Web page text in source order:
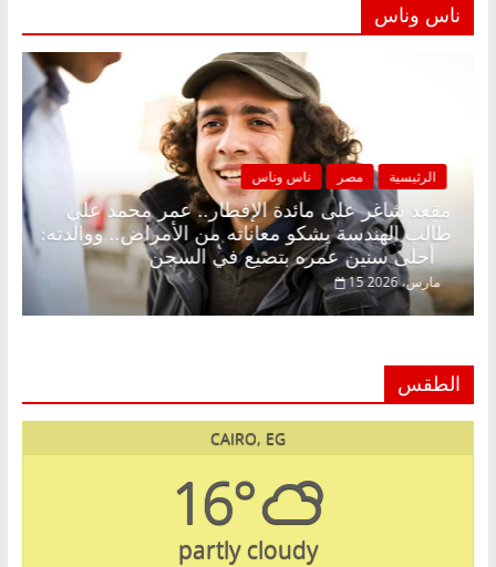
ناس وناس
الرئيسية مصر ناس وناس
مقعد شاغر على مائدة الإفطار.. عمر محمد علي
طالب الهندسة يشكو معاناته من الأمراض.. ووالدته:
أحلى سنين عمره بتضيع في السجن
15 مارس، 2026
الطقس
CAIRO, EG
16°
partly cloudy